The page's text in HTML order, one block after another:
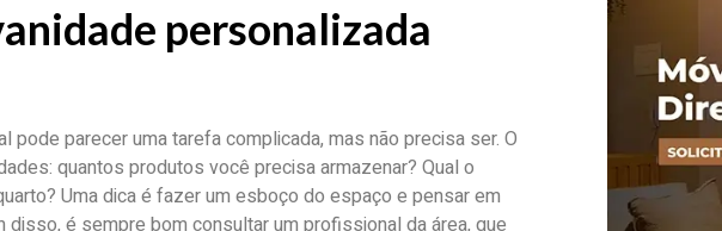
personalizada
pode parecer uma tarefa complicada, mas não precisa ser. O
quantos produtos você precisa armazenar? Qual o
Uma dica é fazer um esboço do espaço e pensar em
disso, é sempre bom consultar um profissional da área, que